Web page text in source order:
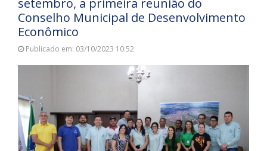
setembro, a primeira reunião do
Conselho Municipal de Desenvolvimento
Econômico
Publicado em: 03/10/2023 10:52